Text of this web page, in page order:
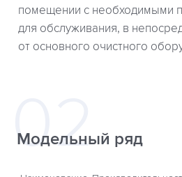
помещении с необходимыми
для обслуживания, в
от основного очистного
Модельный ряд